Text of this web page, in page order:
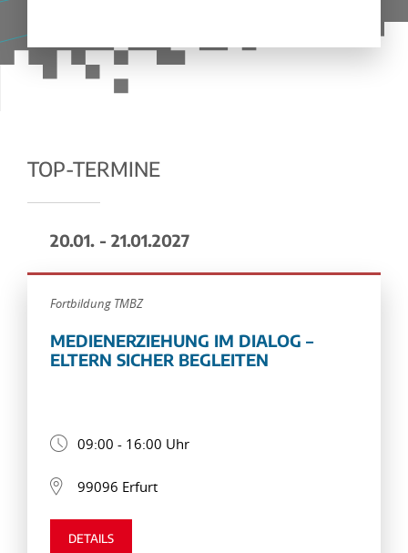
TOP-TERMINE
20.01. - 21.01.2027
Fortbildung TMBZ
MEDIENERZIEHUNG IM DIALOG –
ELTERN SICHER BEGLEITEN
09:00 - 16:00 Uhr
99096 Erfurt
DETAILS